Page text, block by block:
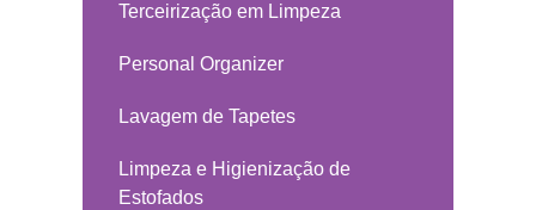
Terceirização em Limpeza
Personal Organizer
Lavagem de Tapetes
Limpeza e Higienização de
Estofados